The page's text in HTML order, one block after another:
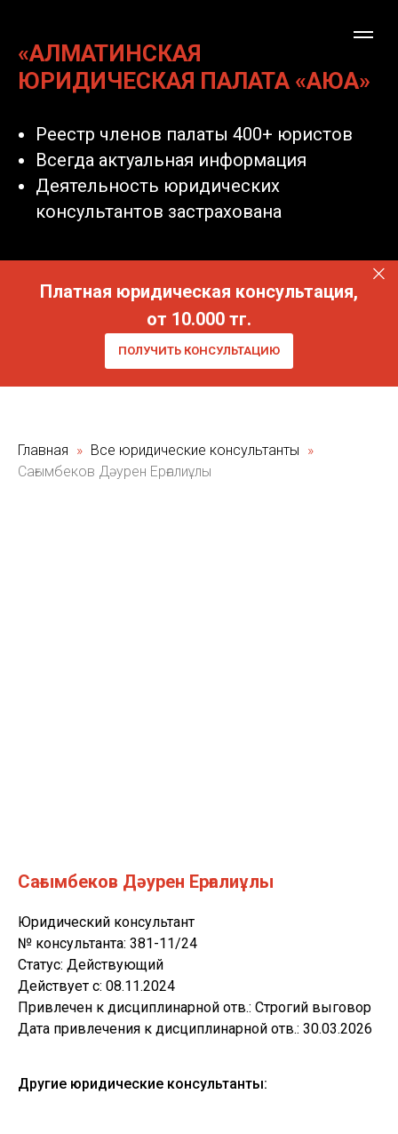
«АЛМАТИНСКАЯ
ЮРИДИЧЕСКАЯ ПАЛАТА «АЮА»
Реестр членов палаты 400+ юристов
Всегда актуальная информация
Деятельность юридических
консультантов застрахована
Платная юридическая консультация,
от 10.000 тг.
ПОЛУЧИТЬ КОНСУЛЬТАЦИЮ
Главная
Все юридические консультанты
Сағымбеков Дәурен Ерғалиұлы
Сағымбеков Дәурен Ерғалиұлы
Юридический консультант
№ консультанта: 381-11/24
Статус: Действующий
Действует c: 08.11.2024
Привлечен к дисциплинарной отв.: Строгий выговор
Дата привлечения к дисциплинарной отв.: 30.03.2026
Другие юридические консультанты: